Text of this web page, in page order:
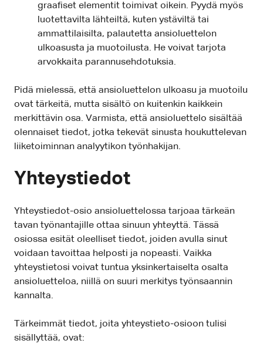
graafiset elementit toimivat oikein. Pyydä myös
luotettavilta lähteiltä, kuten ystäviltä tai
ammattilaisilta, palautetta ansioluettelon
ulkoasusta ja muotoilusta. He voivat tarjota
arvokkaita parannusehdotuksia.
Pidä mielessä, että ansioluettelon ulkoasu ja muotoilu
ovat tärkeitä, mutta sisältö on kuitenkin kaikkein
merkittävin osa. Varmista, että ansioluettelo sisältää
olennaiset tiedot, jotka tekevät sinusta houkuttelevan
liiketoiminnan analyytikon työnhakijan.
Yhteystiedot
Yhteystiedot-osio ansioluettelossa tarjoaa tärkeän
tavan työnantajille ottaa sinuun yhteyttä. Tässä
osiossa esität oleelliset tiedot, joiden avulla sinut
voidaan tavoittaa helposti ja nopeasti. Vaikka
yhteystietosi voivat tuntua yksinkertaiselta osalta
ansioluetteloa, niillä on suuri merkitys työnsaannin
kannalta.
Tärkeimmät tiedot, joita yhteystieto-osioon tulisi
sisällyttää, ovat: